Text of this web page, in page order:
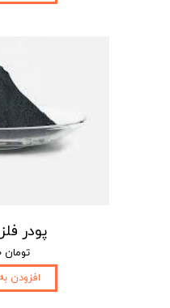
پودر
۱,۸۰۰,۰۰۰ تومان
افزودن